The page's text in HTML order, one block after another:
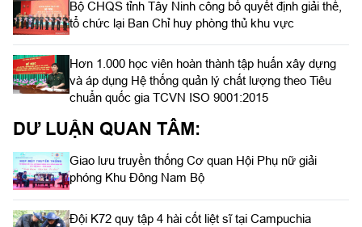
Bộ CHQS tỉnh Tây Ninh công bố quyết định giải thể,
tổ chức lại Ban Chỉ huy phòng thủ khu vực
Hơn 1.000 học viên hoàn thành tập huấn xây dựng
và áp dụng Hệ thống quản lý chất lượng theo Tiêu
chuẩn quốc gia TCVN ISO 9001:2015
DƯ LUẬN QUAN TÂM:
Giao lưu truyền thống Cơ quan Hội Phụ nữ giải
phóng Khu Đông Nam Bộ
Đội K72 quy tập 4 hài cốt liệt sĩ tại Campuchia